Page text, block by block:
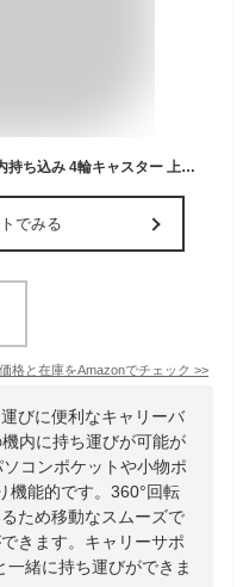
[サンワダイレクト] キャリーバッグ 機内持ち込み 4輪キャスター 上開き 容量20L 14型PC対応 1～2泊 横型 ビジネス 小型 200-BAGCR014BK
でみる
価格と在庫をAmazonでチェック >>
びに便利なキャリーバ
内に持ち運びが可能が
コンポケットや小物ポ
機能的です。360°回転
ため移動なスムーズで
きます。キャリーサポ
緒に持ち運びができま